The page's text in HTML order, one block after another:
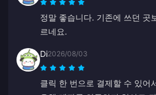
정말 좋습니다. 기존에 쓰던 곳
르네요.
Di2026/08/03
클릭 한 번으로 결제할 수 있어